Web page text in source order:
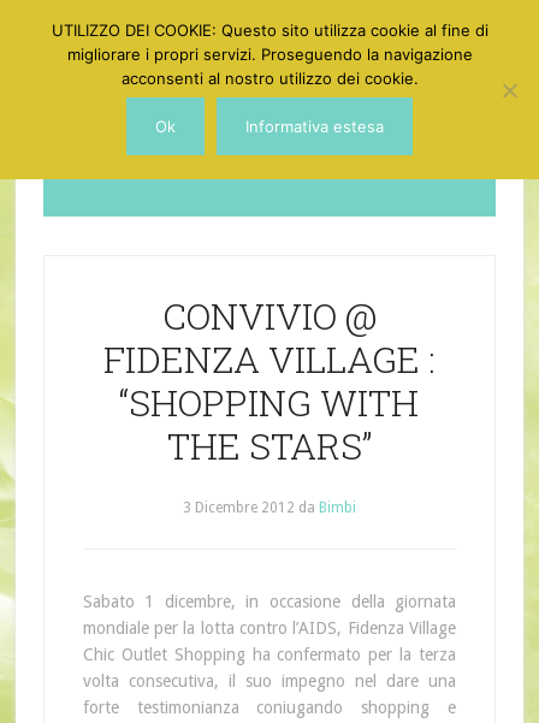
Dotgirl
CONVIVIO @
FIDENZA VILLAGE :
“SHOPPING WITH
THE STARS”
3 Dicembre 2012 da Bimbi
Sabato 1 dicembre, in occasione della giornata
mondiale per la lotta contro l’AIDS, Fidenza Village
Chic Outlet Shopping ha confermato per la terza
volta consecutiva, il suo impegno nel dare una
forte testimonianza coniugando shopping e
UTILIZZO DEI COOKIE: Questo sito utilizza cookie al fine di
migliorare i propri servizi. Proseguendo la navigazione
acconsenti al nostro utilizzo dei cookie.
Ok Informativa estesa